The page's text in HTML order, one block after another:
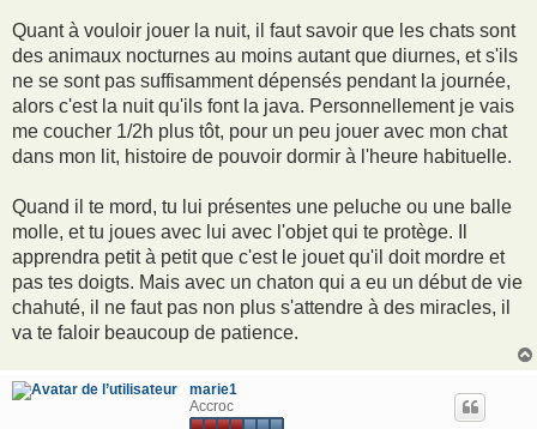
Quant à vouloir jouer la nuit, il faut savoir que les chats sont
des animaux nocturnes au moins autant que diurnes, et s'ils
ne se sont pas suffisamment dépensés pendant la journée,
alors c'est la nuit qu'ils font la java. Personnellement je vais
me coucher 1/2h plus tôt, pour un peu jouer avec mon chat
dans mon lit, histoire de pouvoir dormir à l'heure habituelle.
Quand il te mord, tu lui présentes une peluche ou une balle
molle, et tu joues avec lui avec l'objet qui te protège. Il
apprendra petit à petit que c'est le jouet qu'il doit mordre et
pas tes doigts. Mais avec un chaton qui a eu un début de vie
chahuté, il ne faut pas non plus s'attendre à des miracles, il
va te faloir beaucoup de patience.
marie1
Accroc